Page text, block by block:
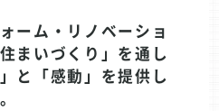
ーム・リノベーショ
まいづくり」を通し
と「感動」を提供し